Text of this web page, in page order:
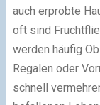
auch erprobte
oft sind
werden häufig
Regalen oder
schnell